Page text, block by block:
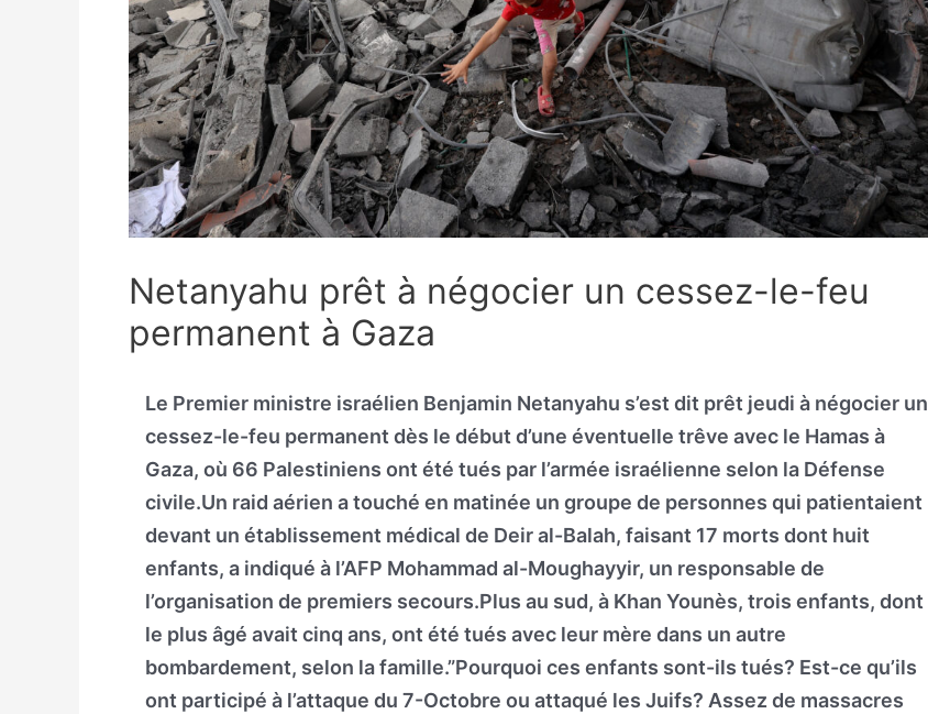
Netanyahu prêt à négocier un cessez-le-feu
permanent à Gaza
Le Premier ministre israélien Benjamin Netanyahu s’est dit prêt jeudi à négocier un
cessez-le-feu permanent dès le début d’une éventuelle trêve avec le Hamas à
Gaza, où 66 Palestiniens ont été tués par l’armée israélienne selon la Défense
civile.Un raid aérien a touché en matinée un groupe de personnes qui patientaient
devant un établissement médical de Deir al-Balah, faisant 17 morts dont huit
enfants, a indiqué à l’AFP Mohammad al-Moughayyir, un responsable de
l’organisation de premiers secours.Plus au sud, à Khan Younès, trois enfants, dont
le plus âgé avait cinq ans, ont été tués avec leur mère dans un autre
bombardement, selon la famille.”Pourquoi ces enfants sont-ils tués? Est-ce qu’ils
ont participé à l’attaque du 7-Octobre ou attaqué les Juifs? Assez de massacres